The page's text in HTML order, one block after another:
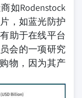
如Rodenstock
，如蓝光防护
助于在线平台
会的一项研究
物，因为其产